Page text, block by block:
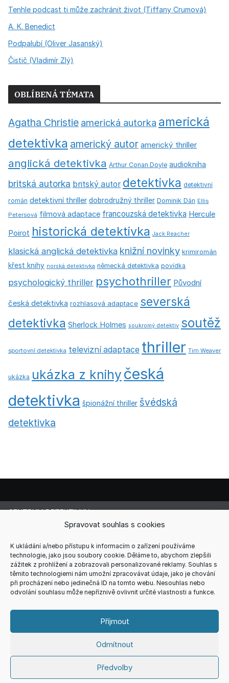
Spravovat souhlas s cookies
K ukládání a/nebo přístupu k informacím o zařízení používáme
technologie, jako jsou soubory cookie. Děláme to, abychom zlepšili
zážitek z prohlížení a zobrazovali personalizované reklamy. Souhlas s
těmito technologiemi nám umožní zpracovávat údaje, jako je chování
při procházení nebo jedinečná ID na tomto webu. Nesouhlas nebo
odvolání souhlasu může nepříznivě ovlivnit určité vlastnosti a funkce.
Příjmout
Odmítnout
Předvolby
Tenhle podcast ti může zachránit život (Tiffany Crumová)
A. K. Benedict
Podpalubí (Oliver Jasanský)
Čistič (Vladimír Zlý)
OBLÍBENÁ TÉMATA
Agatha Christie americká autorka americká
detektivka americký autor americký thriller
anglická detektivka Arthur Conan Doyle audiokniha
britská autorka britský autor detektivka detektivní
román detektivní thriller dobrodružný thriller Dominik Dán Ellis
Petersová filmová adaptace francouzská detektivka Hercule
Poirot historická detektivka Jack Reacher
klasická anglická detektivka knižní novinky krimiromán
křest knihy norská detektivka německá detektivka povídka
psychologický thriller psychothriller Původní
česká detektivka rozhlasová adaptace severská
detektivka Sherlock Holmes soukromý detektiv soutěž
sportovní detektivka televizní adaptace thriller Tim Weaver
ukázka ukázka z knihy česká
detektivka špionážní thriller švédská
detektivka
CENTRUM DETEKTIVKY
Lucie Cermanová
Telefon: +420 607 856 085
E-mail: redakce@centrum-detektivky.cz
Jakékoliv přebírání obsahu povoleno pouze s písemným
souhlasem redakce.
ZÁSADY ZPRACOVÁNÍ OSOBNÍCH ÚDAJŮ
Copyright © 2026CENTRUM DETEKTIVKYTheme. All rights